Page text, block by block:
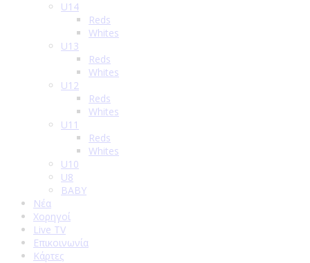
U14
Reds
Whites
U13
Reds
Whites
U12
Reds
Whites
U11
Reds
Whites
U10
U8
BABY
Νέα
Χορηγοί
Live TV
Επικοινωνία
Κάρτες